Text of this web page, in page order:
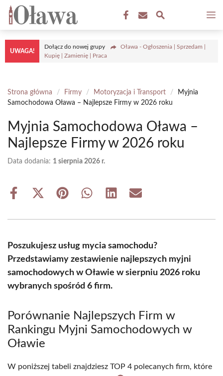
Przejdź
treści
UWAGA!
Dołącz do nowej grupy
Oława - Ogłoszenia | Sprzedam |
Kupię | Zamienię | Praca
Strona główna / Firmy / Motoryzacja i Transport /
Myjnia
Samochodowa Oława – Najlepsze Firmy w 2026 roku
Myjnia Samochodowa Oława –
Najlepsze Firmy w 2026 roku
Data dodania: 1 sierpnia 2026 r.
Share
Share
(Twitter)
Share Share Share Share
Poszukujesz usług mycia samochodu?
Przedstawiamy zestawienie najlepszych myjni
samochodowych w Oławie w sierpniu 2026 roku
wybranych spośród 6 firm.
Porównanie Najlepszych Firm w
Rankingu Myjni Samochodowych w
Oławie
W poniższej tabeli znajdziesz TOP 4 polecanych firm, które